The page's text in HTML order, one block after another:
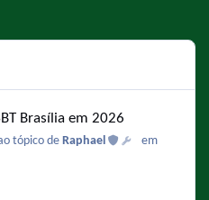
Brasília em 2026
tópico de Raphael
em